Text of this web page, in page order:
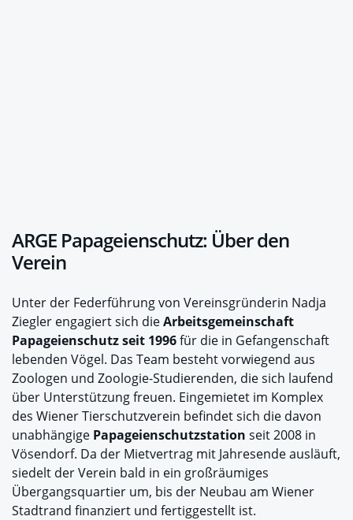
ARGE Papageienschutz: Über den
Verein
Unter der Federführung von Vereinsgründerin Nadja
Ziegler engagiert sich dieArbeitsgemeinschaft
Papageienschutz seit 1996für die in Gefangenschaft
lebenden Vögel. Das Team besteht vorwiegend aus
Zoologen und Zoologie-Studierenden, die sich laufend
über Unterstützung freuen. Eingemietet im Komplex
des Wiener Tierschutzverein befindet sich die davon
unabhängige Papageienschutzstation seit 2008 in
Vösendorf. Da der Mietvertrag mit Jahresende ausläuft,
siedelt der Verein bald in ein großräumiges
Übergangsquartier um, bis der Neubau am Wiener
Stadtrand finanziert und fertiggestellt ist.